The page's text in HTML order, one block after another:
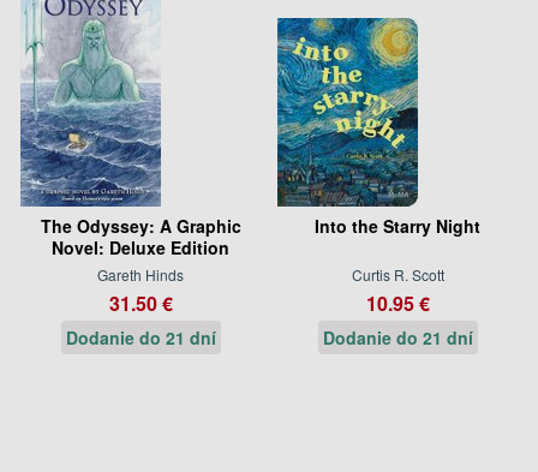
The Odyssey: A Graphic
Novel: Deluxe Edition
Gareth Hinds
31.50 €
Dodanie do 21 dní
Into the Starry Night
Curtis R. Scott
10.95 €
Dodanie do 21 dní